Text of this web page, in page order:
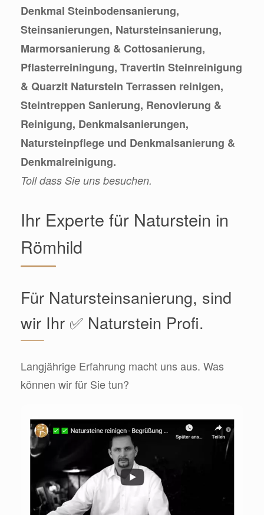
Denkmal Steinbodensanierung,
Steinsanierungen, Natursteinsanierung,
Marmorsanierung & Cottosanierung,
Pflasterreiningung, Travertin Steinreinigung
& Quarzit Naturstein Terrassen reinigen,
Steintreppen Sanierung, Renovierung &
Reinigung, Denkmalsanierungen,
Natursteinpflege und Denkmalsanierung &
Denkmalreinigung.
Toll dass Sie uns besuchen.
Ihr Experte für Naturstein in
Römhild
Für Natursteinsanierung, sind
wir Ihr ✅ Naturstein Profi.
Langjährige Erfahrung macht uns aus. Was
können wir für Sie tun?